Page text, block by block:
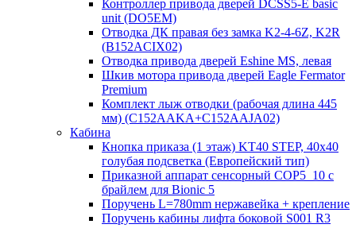
Контроллер привода дверей DCSS5-E basic
unit (DO5EM)
Отводка ДК правая без замка K2-4-6Z, K2R
(B152ACIX02)
Отводка привода дверей Eshine MS, левая
Шкив мотора привода дверей Eagle Fermator
Premium
Комплект лыж отводки (рабочая длина 445
мм) (C152AAKA+C152AAJA02)
Кабина
Кнопка приказа (1 этаж) KT40 STEP, 40х40
голубая подсветка (Европейский тип)
Приказной аппарат сенсорный COP5_10 с
брайлем для Bionic 5
Поручень L=780mm нержавейка + крепление
Поручень кабины лифта боковой S001 R3